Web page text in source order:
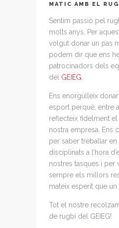
MATIC AMB EL
Sentim passió pel
molts anys. Per
volgut donar un pas
podem dir que ens
patrocinadors dels
del GEIEG
Ens enorgulleix
esport perquè, entre
reflecteix fidelment el
nostra empresa. Ens
per saber treballar
disciplinats a l’hora
nostres tasques i per
sempre els millors
mateix esperit que
Tot el nostre
de rugbi del GEIEG!